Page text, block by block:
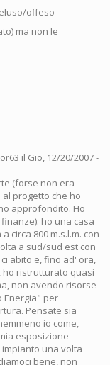
offeso
ma non le
il Gio, 12/20/2007 -
(forse non era
progetto che ho
approfondito. Ho
ho una casa
circa 800 m.s.l.m. con
a sud/sud est con
abito e, fino ad' ora,
ristrutturato quasi
non avendo risorse
Energia" per
Pensate sia
io come,
esposizione
una volta
bene, non